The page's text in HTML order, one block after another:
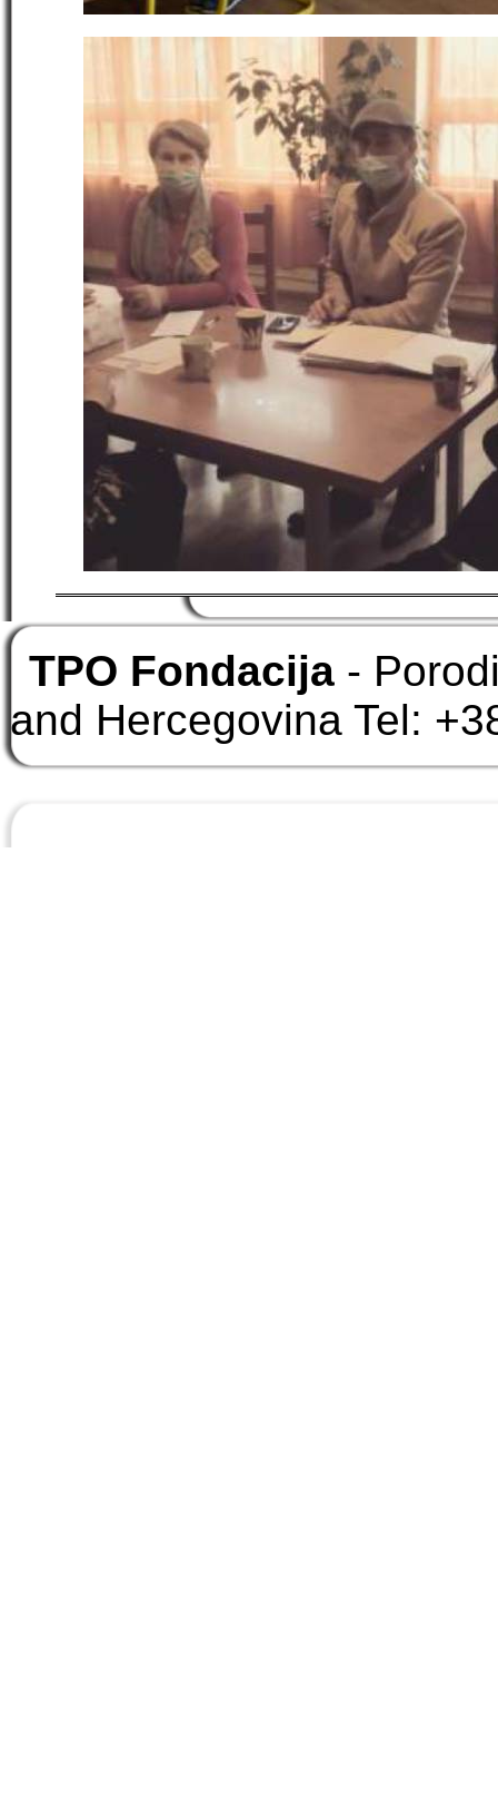
TPO Fondacija-
and Hercegovina Tel: